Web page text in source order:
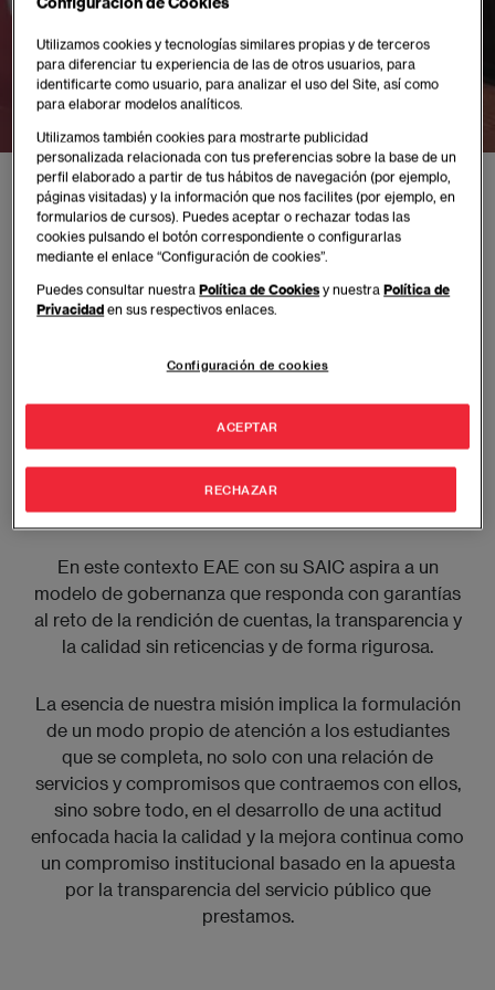
Calidad y
Acreditaciones
Internal Quality Assurance System
Sistema de Garantía Interna de
Calidad
Sistema de Aseguramiento Interno de Calidad
(SAIC) de EAE obedece al compromiso de
responsabilidad social de nuestra escuela,
consciente del contexto de globalización de los
mercados laborales y universitarios en los que
participa.
En este contexto EAE con su SAIC aspira a un
modelo de gobernanza que responda con garantías
al reto de la rendición de cuentas, la transparencia y
la calidad sin reticencias y de forma rigurosa.
La esencia de nuestra misión implica la formulación
de un modo propio de atención a los estudiantes
que se completa, no solo con una relación de
servicios y compromisos que contraemos con ellos,
sino sobre todo, en el desarrollo de una actitud
enfocada hacia la calidad y la mejora continua como
un compromiso institucional basado en la apuesta
por la transparencia del servicio público que
prestamos.
Utilizamos cookies y tecnologías similares propias y de terceros
para diferenciar tu experiencia de las de otros usuarios, para
identificarte como usuario, para analizar el uso del Site, así como
para elaborar modelos analíticos.
Utilizamos también cookies para mostrarte publicidad
personalizada relacionada con tus preferencias sobre la base de un
perfil elaborado a partir de tus hábitos de navegación (por ejemplo,
páginas visitadas) y la información que nos facilites (por ejemplo, en
formularios de cursos). Puedes aceptar o rechazar todas las
cookies pulsando el botón correspondiente o configurarlas
mediante el enlace “Configuración de cookies”.
Puedes consultar nuestraPolítica de Cookies y nuestraPolítica de
Privacidad en sus respectivos enlaces.
Configuración de cookies
RECHAZAR
ACEPTAR